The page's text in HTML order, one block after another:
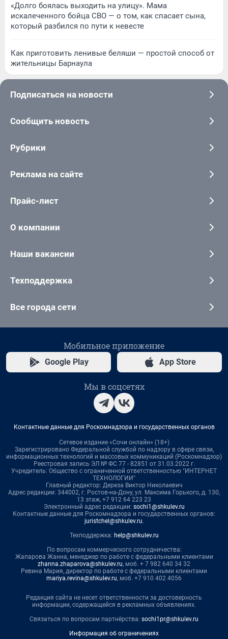
«Долго боялась выходить на улицу». Мама
искалеченного бойца СВО — о том, как спасает сына,
который разбился по пути к невесте
Как приготовить ленивые беляши — простой способ от
жительницы Барнаула
Подписаться на новости
Сообщить новость
Рубрики
Реклама на сайте
Прайс-лист
О компании
Наши вакансии
Техподдержка
Все города сети
Мобильное приложение
Google Play App Store
Мы в соцсетях
Контактные данные для Роскомнадзора и государственных органов
Сетевое издание «Сочи онлайн» (18+)
Зарегистрировано Федеральной службой по надзору в сфере связи,
информационных технологий и массовых коммуникаций (Роскомнадзор)
Реестровая запись ЭЛ № ФС 77 - 82851 от 31.03.2022 г.
Учредитель: Общество с ограниченной ответственностью "ИНТЕРНЕТ
ТЕХНОЛОГИИ"
Главный редактор: Дереза Виктор Николаевич
Адрес редакции: 344002, г. Ростов-на-Дону, ул. Максима Горького, д. 130,
13 этаж, +7 912 64 223 23
Электронный адрес редакции: sochi1@shkulev.ru
Контактные данные для Роскомнадзора и государственных органов:
juristchel@shkulev.ru.
Техподдержка: help@shkulev.ru
По вопросам коммерческого сотрудничества:
Жапарова Жанна, менеджер по работе с федеральными клиентами
zhanna.zhaparova@shkulev.ru, моб. + 7 982 640 34 32
Ревина Мария, директор по работе с федеральными клиентами
mariya.revina@shkulev.ru, моб. +7 910 402 4056
Редакция сайта не несет ответственности за достоверность
информации, содержащейся в рекламных объявлениях.
Связаться по вопросам партнёрства: sochi1pr@shkulev.ru
Информация об ограничениях